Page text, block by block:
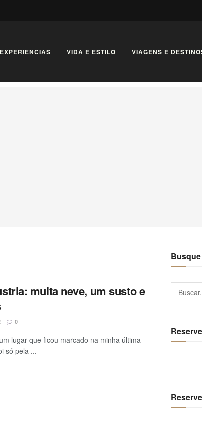
VIDA E ESTILO VIAGENS E
muita neve, um susto e
0
lugar que ficou marcado na minha última
só pela ...